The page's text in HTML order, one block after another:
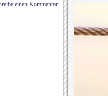
einen Kommentar